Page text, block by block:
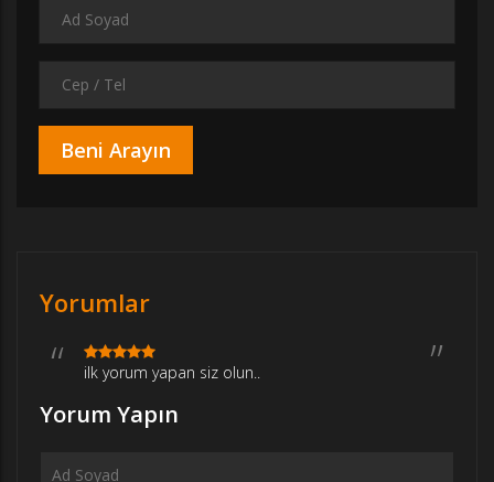
Yorumlar
ilk yorum yapan siz olun..
Yorum Yapın